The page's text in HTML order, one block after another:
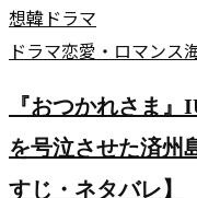
想韓ドラマ
ドラマ恋愛・ロマンス
『おつかれさま
を号泣させた済州
すじ・ネタバレ】